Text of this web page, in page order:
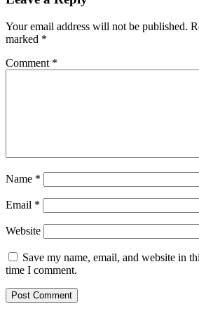
Your email address will not be published.
marked *
Comment *
Name *
Email *
Website
Save my name, email, and website in
time I comment.